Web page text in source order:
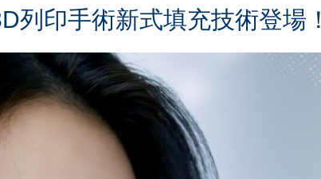
印手術新式填充技術登場！